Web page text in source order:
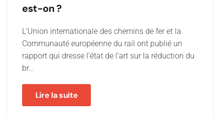
est-on ?
L’Union internationale des chemins de fer et la
Communauté européenne du rail ont publié un
rapport qui dresse l’état de l’art sur la réduction du
br…
Lire la suite